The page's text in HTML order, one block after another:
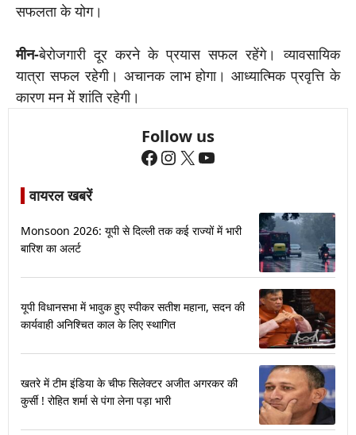
सफलता के योग।
मीन-बेरोजगारी दूर करने के प्रयास सफल रहेंगे। व्यावसायिक
यात्रा सफल रहेगी। अचानक लाभ होगा। आध्यात्मिक प्रवृत्ति के
कारण मन में शांति रहेगी।
Follow us
Facebook
Instagram
X YouTube
वायरल खबरें
Monsoon 2026: यूपी से दिल्ली तक कई राज्यों में भारी
बारिश का अलर्ट
यूपी विधानसभा में भावुक हुए स्पीकर सतीश महाना, सदन की
कार्यवाही अनिश्चित काल के लिए स्थागित
खतरे में टीम इंडिया के चीफ सिलेक्टर अजीत अगरकर की
कुर्सी ! रोहित शर्मा से पंगा लेना पड़ा भारी